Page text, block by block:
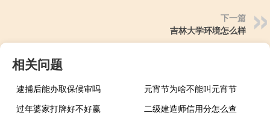
下一篇
吉林大学环境怎么样
相关问题
逮捕后能办取保候审吗
元宵节为啥不能叫元宵节
过年婆家打牌好不好赢
二级建造师信用分怎么查